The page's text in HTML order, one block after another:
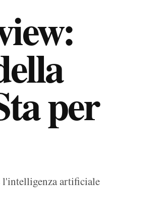
per
artificiale